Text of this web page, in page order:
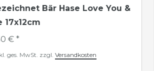
Bär Hase Love You &
17x12cm
€ *
ges. MwSt. zzgl. Versandkosten